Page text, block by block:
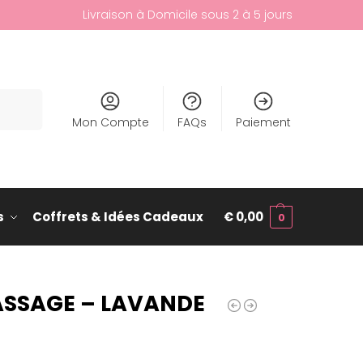
Livraison à Domicile sous 2 à 5 jours
Mon Compte FAQs Paiement
Coffrets & Idées Cadeaux €0,00 0
– LAVANDE